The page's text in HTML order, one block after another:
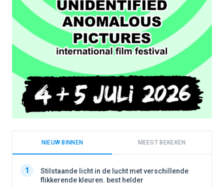
NIEUW BINNEN MEEST BEKEKEN
1
Stilstaande licht in de lucht met verschillende
flikkerende kleuren. best helder